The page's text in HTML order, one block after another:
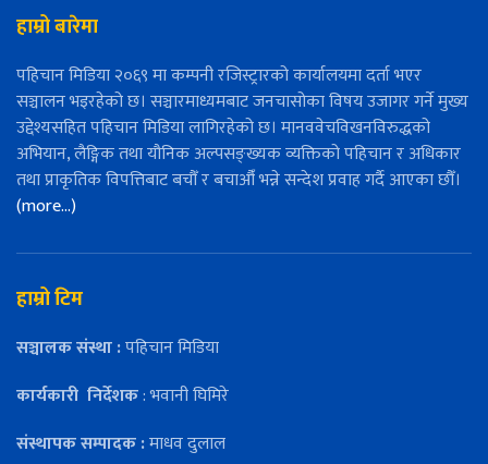
हाम्रो बारेमा
पहिचान मिडिया २०६९ मा कम्पनी रजिस्ट्रारको कार्यालयमा दर्ता भएर
सञ्चालन भइरहेको छ। सञ्चारमाध्यमबाट जनचासोका विषय उजागर गर्ने मुख्य
उद्देश्यसहित पहिचान मिडिया लागिरहेको छ। मानववेचविखनविरुद्धको
अभियान, लैङ्गिक तथा यौनिक अल्पसङ्ख्यक व्यक्तिको पहिचान र अधिकार
तथा प्राकृतिक विपत्तिबाट बचौँ र बचाऔँ भन्ने सन्देश प्रवाह गर्दै आएका छौँ।
(more…)
हाम्रो टिम
सञ्चालक संस्था :पहिचान मिडिया
कार्यकारी निर्देशक: भवानी घिमिरे
संस्थापक सम्पादक :माधव दुलाल